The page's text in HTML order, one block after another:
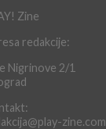
Zine
redakcije:
Nigrinove 2/1
zine.com